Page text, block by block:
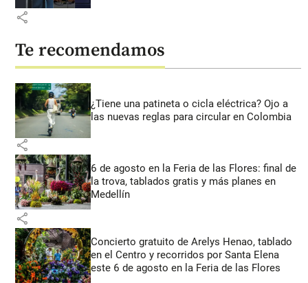
share
Te recomendamos
¿Tiene una patineta o cicla eléctrica? Ojo a
las nuevas reglas para circular en Colombia
share
6 de agosto en la Feria de las Flores: final de
la trova, tablados gratis y más planes en
Medellín
share
Concierto gratuito de Arelys Henao, tablado
en el Centro y recorridos por Santa Elena
este 6 de agosto en la Feria de las Flores